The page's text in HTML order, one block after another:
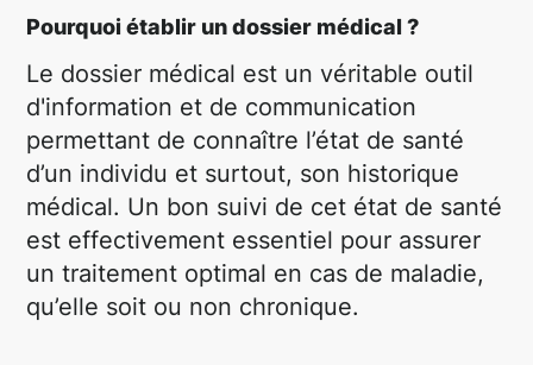
Pourquoi établir un dossier médical ?
Le dossier médical est un véritable outil
d'information et de communication
permettant de connaître l’état de santé
d’un individu et surtout, son historique
médical. Un bon suivi de cet état de santé
est effectivement essentiel pour assurer
un traitement optimal en cas de maladie,
qu’elle soit ou non chronique.